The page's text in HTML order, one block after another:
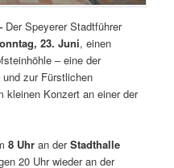
Der Speyerer Stadtführer
23. Juni, einen
– eine der
zur Fürstlichen
kleinen Konzert an einer der
8 Uhr an derStadthalle
20 Uhr wieder an der